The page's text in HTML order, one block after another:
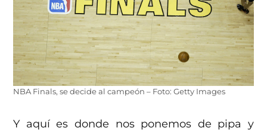
NBA Finals, se decide al campeón – Foto: Getty Images
Y aquí es donde nos ponemos de pipa y